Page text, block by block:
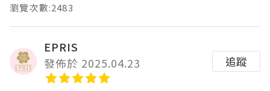
瀏覽次數:2483
EPRIS
發佈於 2025.04.23
追蹤